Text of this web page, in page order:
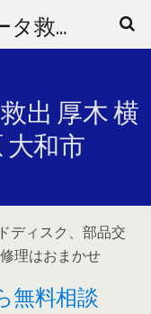
パソコン修理・データ救出はお任せ！海老名・相模原・横浜市関内駅そば
出 厚木 横
大和市
ディスク、部品交
理はおまかせ
無料相談